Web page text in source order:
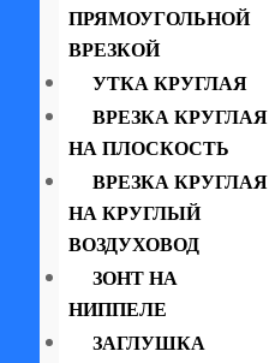
ПРЯМОУГОЛЬНОЙ
ВРЕЗКОЙ
УТКА КРУГЛАЯ
ВРЕЗКА КРУГЛАЯ
НА ПЛОСКОСТЬ
ВРЕЗКА КРУГЛАЯ
НА КРУГЛЫЙ
ВОЗДУХОВОД
ЗОНТ НА
НИППЕЛЕ
ЗАГЛУШКА